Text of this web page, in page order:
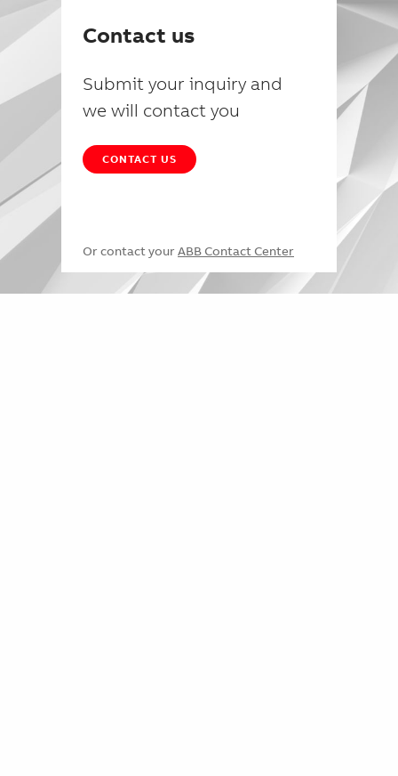
Contact us
Submit your inquiry and
we will contact you
CONTACT US
Or contact your ABB Contact Center